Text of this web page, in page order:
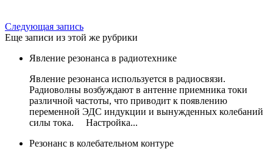
Следующая запись
Еще записи из этой же рубрики
Явление резонанса в радиотехнике
Явление резонанса используется в радиосвязи.
Радиоволны возбуждают в антенне приемника токи
различной частоты, что приводит к появлению
переменной ЭДС индукции и вынужденных колебаний
силы тока. Настройка...
Резонанс в колебательном контуре